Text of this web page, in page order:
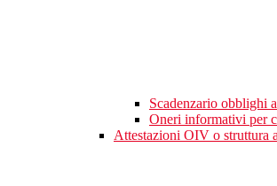
Scadenzario obblighi
Oneri informativi per
Attestazioni OIV o struttura